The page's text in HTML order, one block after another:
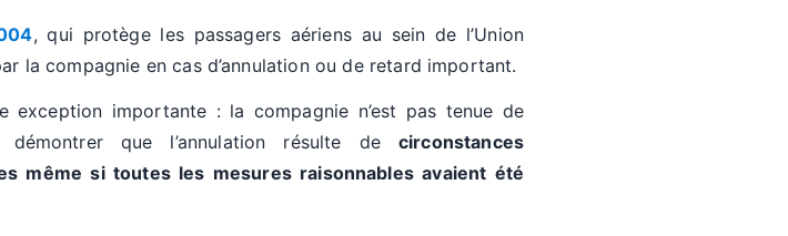
, qui protège les passagers aériens au sein de l’Union
la compagnie en cas d’annulation ou de retard important.
exception importante : la compagnie n’est pas tenue de
que l’annulation résulte de circonstances
même si toutes les mesures raisonnables avaient été